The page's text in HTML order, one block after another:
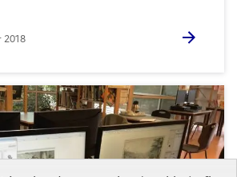
2018